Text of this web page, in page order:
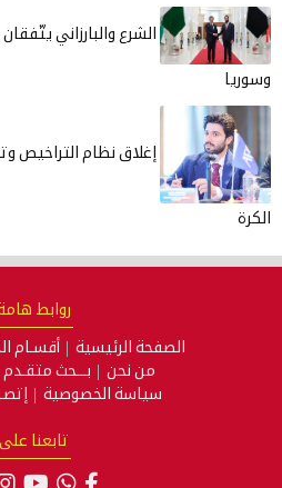
الشرع والبارزاني
وسوريا
إغلاق نظام التراخيص
الكرة
روابط
الصفحة الرئيسية أقسـام
من نحن
بـــحث متقـدم
سياسة الخصوصية
تابعنا على